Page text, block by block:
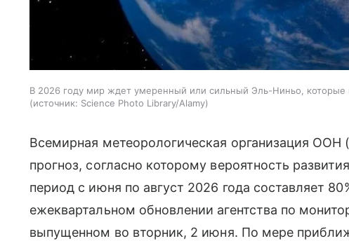
В 2026 году мир ждет умеренный или сильный Эль-Ниньо,
источник: Science Photo Library/Alamy
Всемирная метеорологическая организация
прогноз, согласно которому вероятность
период с июня по август 2026 года составляет
ежеквартальном обновлении агентства по
выпущенном во вторник, 2 июня. По мере